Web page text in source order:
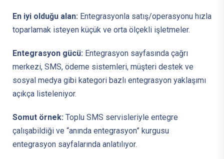
En iyi olduğu alan: Entegrasyonla satış/operasyonu hızla
toparlamak isteyen küçük ve orta ölçekli işletmeler.
Entegrasyon gücü: Entegrasyon sayfasında çağrı
merkezi, SMS, ödeme sistemleri, müşteri destek ve
sosyal medya gibi kategori bazlı entegrasyon yaklaşımı
açıkça listeleniyor.
Somut örnek: Toplu SMS servisleriyle entegre
çalışabildiği ve “anında entegrasyon” kurgusu
entegrasyon sayfalarında anlatılıyor.